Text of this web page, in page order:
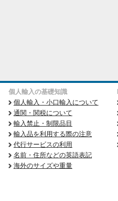
個人輸入の基礎知識
個人輸入・小口輸入について
通関・関税について
輸入禁止・制限品目
輸入品を利用する際の注意
代行サービスの利用
名前・住所などの英語表記
海外のサイズや重量